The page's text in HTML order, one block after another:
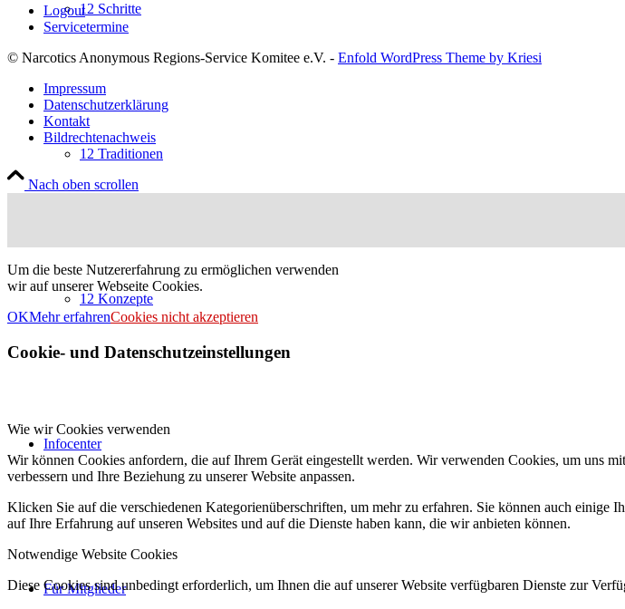
12 Schritte
12 Traditionen
12 Konzepte
Infocenter
Für Mitglieder
Logout
Servicetermine
© Narcotics Anonymous Regions-Service Komitee e.V. - Enfold WordPress Theme by Kriesi
Impressum
Datenschutzerklärung
Kontakt
Bildrechtenachweis
Nach oben scrollen
Um die beste Nutzererfahrung zu ermöglichen verwenden
wir auf unserer Webseite Cookies.
OKMehr erfahrenCookies nicht akzeptieren
Cookie- und Datenschutzeinstellungen
Wie wir Cookies verwenden
Wir können Cookies anfordern, die auf Ihrem Gerät eingestellt werden. Wir verwenden Cookies, um uns
verbessern und Ihre Beziehung zu unserer Website anpassen.
Klicken Sie auf die verschiedenen Kategorienüberschriften, um mehr zu erfahren. Sie können auch
auf Ihre Erfahrung auf unseren Websites und auf die Dienste haben kann, die wir anbieten können.
Notwendige Website Cookies
Diese Cookies sind unbedingt erforderlich, um Ihnen die auf unserer Website verfügbaren Dienste zur